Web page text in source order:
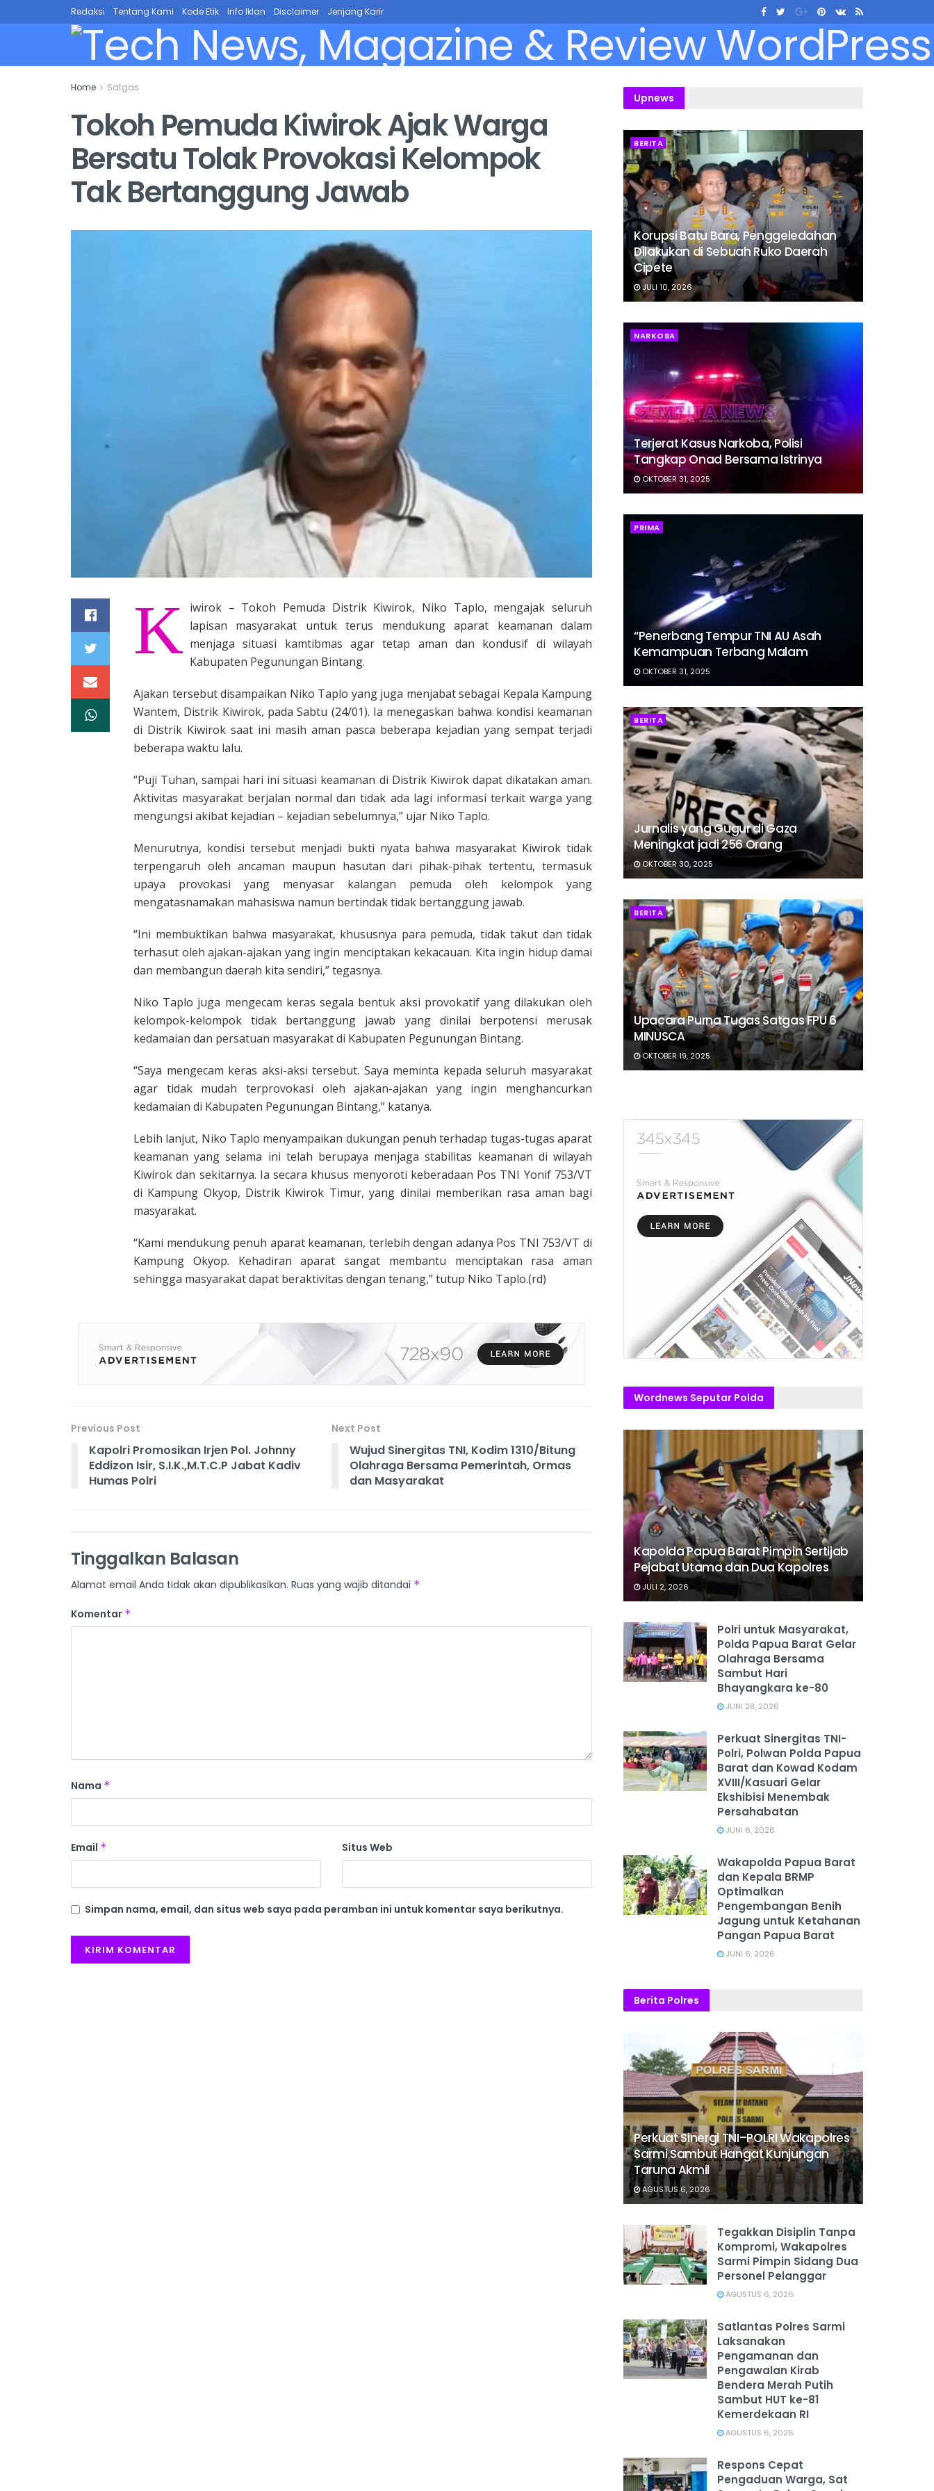
Redaksi Tentang Kami Kode Etik Info Iklan Disclaimer Jenjang Karir
Home Satgas
Tokoh Pemuda Kiwirok Ajak Warga
Bersatu Tolak Provokasi Kelompok
Tak Bertanggung Jawab
K iwirok – Tokoh Pemuda Distrik Kiwirok, Niko Taplo, mengajak seluruh
lapisan masyarakat untuk terus mendukung aparat keamanan dalam
menjaga situasi kamtibmas agar tetap aman dan kondusif di wilayah
Kabupaten Pegunungan Bintang.
Ajakan tersebut disampaikan Niko Taplo yang juga menjabat sebagai Kepala Kampung
Wantem, Distrik Kiwirok, pada Sabtu (24/01). Ia menegaskan bahwa kondisi keamanan
di Distrik Kiwirok saat ini masih aman pasca beberapa kejadian yang sempat terjadi
beberapa waktu lalu.
“Puji Tuhan, sampai hari ini situasi keamanan di Distrik Kiwirok dapat dikatakan aman.
Aktivitas masyarakat berjalan normal dan tidak ada lagi informasi terkait warga yang
mengungsi akibat kejadian – kejadian sebelumnya,” ujar Niko Taplo.
Menurutnya, kondisi tersebut menjadi bukti nyata bahwa masyarakat Kiwirok tidak
terpengaruh oleh ancaman maupun hasutan dari pihak-pihak tertentu, termasuk
upaya provokasi yang menyasar kalangan pemuda oleh kelompok yang
mengatasnamakan mahasiswa namun bertindak tidak bertanggung jawab.
“Ini membuktikan bahwa masyarakat, khususnya para pemuda, tidak takut dan tidak
terhasut oleh ajakan-ajakan yang ingin menciptakan kekacauan. Kita ingin hidup damai
dan membangun daerah kita sendiri,” tegasnya.
Niko Taplo juga mengecam keras segala bentuk aksi provokatif yang dilakukan oleh
kelompok-kelompok tidak bertanggung jawab yang dinilai berpotensi merusak
kedamaian dan persatuan masyarakat di Kabupaten Pegunungan Bintang.
“Saya mengecam keras aksi-aksi tersebut. Saya meminta kepada seluruh masyarakat
agar tidak mudah terprovokasi oleh ajakan-ajakan yang ingin menghancurkan
kedamaian di Kabupaten Pegunungan Bintang,” katanya.
Lebih lanjut, Niko Taplo menyampaikan dukungan penuh terhadap tugas-tugas aparat
keamanan yang selama ini telah berupaya menjaga stabilitas keamanan di wilayah
Kiwirok dan sekitarnya. Ia secara khusus menyoroti keberadaan Pos TNI Yonif 753/VT
di Kampung Okyop, Distrik Kiwirok Timur, yang dinilai memberikan rasa aman bagi
masyarakat.
“Kami mendukung penuh aparat keamanan, terlebih dengan adanya Pos TNI 753/VT di
Kampung Okyop. Kehadiran aparat sangat membantu menciptakan rasa aman
sehingga masyarakat dapat beraktivitas dengan tenang,” tutup Niko Taplo.(rd)
Previous Post
Kapolri Promosikan Irjen Pol. Johnny
Eddizon Isir, S.I.K.,M.T.C.P Jabat Kadiv
Humas Polri
Next Post
Wujud Sinergitas TNI, Kodim 1310/Bitung
Olahraga Bersama Pemerintah, Ormas
dan Masyarakat
Tinggalkan Balasan
Alamat email Anda tidak akan dipublikasikan. Ruas yang wajib ditandai *
Komentar *
Nama *
Email * Situs Web
Simpan nama, email, dan situs web saya pada peramban ini untuk komentar saya berikutnya.
Upnews
BERITA
Korupsi Batu Bara, Penggeledahan
Dilakukan di Sebuah Ruko Daerah
Cipete
JULI 10, 2026
NARKOBA
Terjerat Kasus Narkoba, Polisi
Tangkap Onad Bersama Istrinya
OKTOBER 31, 2025
PRIMA
“Penerbang Tempur TNI AU Asah
Kemampuan Terbang Malam
OKTOBER 31, 2025
BERITA
Jurnalis yang Gugur di Gaza
Meningkat jadi 256 Orang
OKTOBER 30, 2025
BERITA
Upacara Purna Tugas Satgas FPU 6
MINUSCA
OKTOBER 19, 2025
Wordnews Seputar Polda
Kapolda Papua Barat Pimpin Sertijab
Pejabat Utama dan Dua Kapolres
JULI 2, 2026
Polri untuk Masyarakat,
Polda Papua Barat Gelar
Olahraga Bersama
Sambut Hari
Bhayangkara ke-80
JUNI 28, 2026
‎Perkuat Sinergitas TNI-
Polri, Polwan Polda Papua
Barat dan Kowad Kodam
XVIII/Kasuari Gelar
Ekshibisi Menembak
Persahabatan
JUNI 6, 2026
Wakapolda Papua Barat
dan Kepala BRMP
Optimalkan
Pengembangan Benih
Jagung untuk Ketahanan
Pangan Papua Barat
JUNI 6, 2026
Berita Polres
Perkuat Sinergi TNI–POLRI Wakapolres
Sarmi Sambut Hangat Kunjungan
Taruna Akmil
AGUSTUS 6, 2026
Tegakkan Disiplin Tanpa
Kompromi, Wakapolres
Sarmi Pimpin Sidang Dua
Personel Pelanggar
AGUSTUS 6, 2026
Satlantas Polres Sarmi
Laksanakan
Pengamanan dan
Pengawalan Kirab
Bendera Merah Putih
Sambut HUT ke-81
Kemerdekaan RI
AGUSTUS 6, 2026
Respons Cepat
Pengaduan Warga, Sat